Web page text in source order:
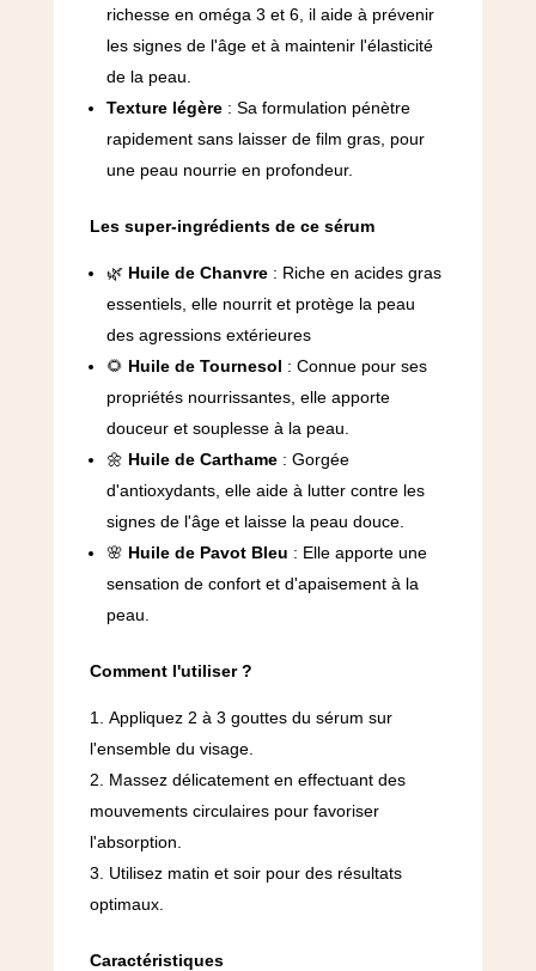
richesse en oméga 3 et 6, il aide à prévenir
les signes de l'âge et à maintenir l'élasticité
de la peau.
Texture légère: Sa formulation pénètre
rapidement sans laisser de film gras, pour
une peau nourrie en profondeur.
Les super-ingrédients de ce sérum
🌿 Huile de Chanvre: Riche en acides gras
essentiels, elle nourrit et protège la peau
des agressions extérieures
🌻 Huile de Tournesol : Connue pour ses
propriétés nourrissantes, elle apporte
douceur et souplesse à la peau.
🌼 Huile de Carthame: Gorgée
d'antioxydants, elle aide à lutter contre les
signes de l'âge et laisse la peau douce.
🌸 Huile de Pavot Bleu : Elle apporte une
sensation de confort et d'apaisement à la
peau.
Comment l'utiliser ?
Appliquez 2 à 3 gouttes du sérum sur
l'ensemble du visage.
Massez délicatement en effectuant des
mouvements circulaires pour favoriser
l'absorption.
Utilisez matin et soir pour des résultats
optimaux.
Caractéristiques